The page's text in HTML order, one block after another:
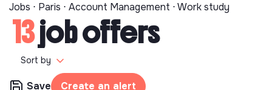
Jobs ⋅ Paris ⋅ Account Management ⋅ Work study
13job offers
Sort by
Save Create an alert